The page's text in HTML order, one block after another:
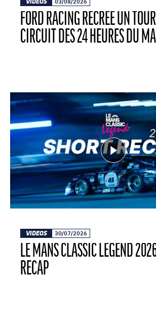
FORD RACING RECRÉE UN
CIRCUIT DES 24 HEURES DU
VIDEOS 30/07/2026
LE MANS CLASSIC LEGEND
RECAP